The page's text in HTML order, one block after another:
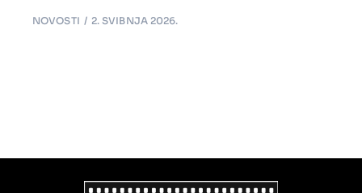
NOVOSTI 2. SVIBNJA 2026.